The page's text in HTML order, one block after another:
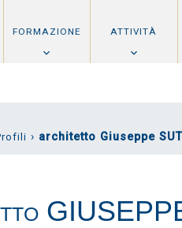
FORMAZIONE ATTIVITÀ
› architetto Giuseppe